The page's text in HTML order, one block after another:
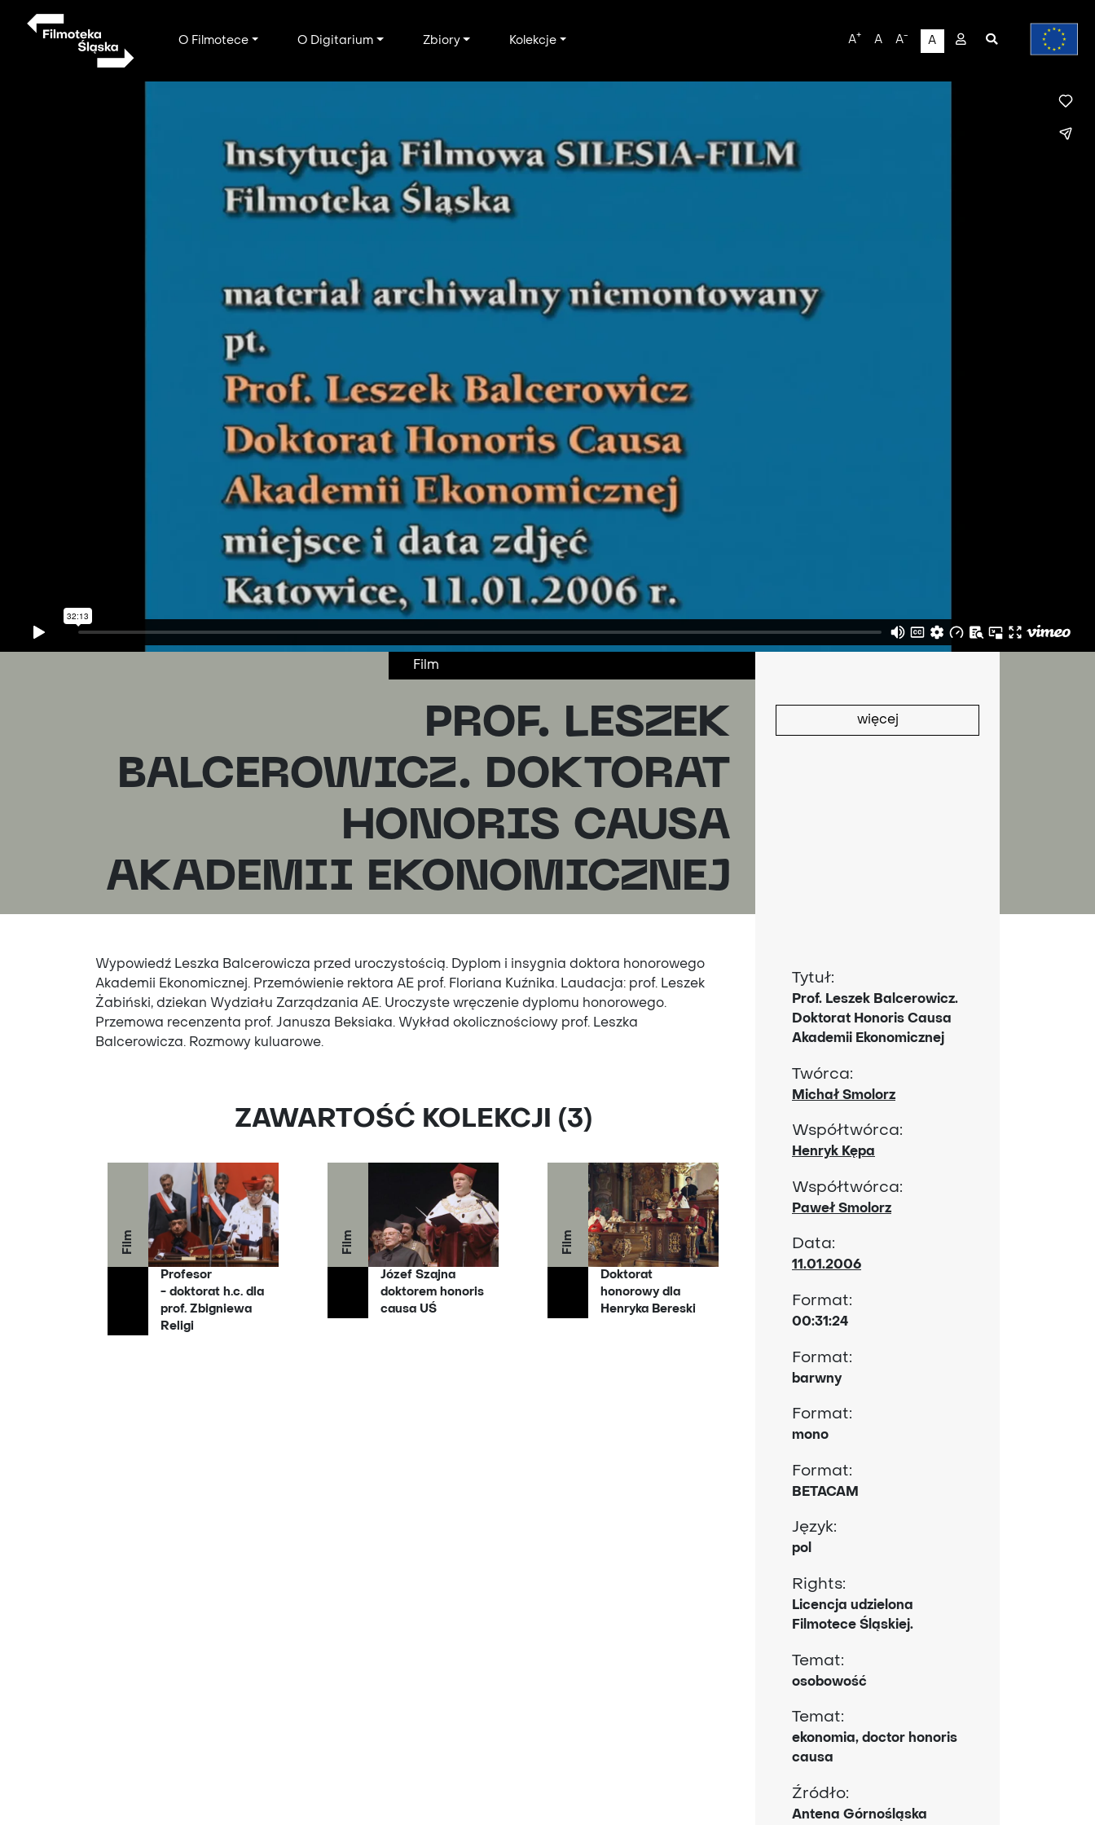
Main
O Filmotece O Digitarium Zbiory Kolekcje A+ A A- A
User
Film
PROF. LESZEK
BALCEROWICZ. DOKTORAT
HONORIS CAUSA
AKADEMII EKONOMICZNEJ
więcej
Wypowiedź Leszka Balcerowicza przed uroczystością. Dyplom i insygnia doktora honorowego
Akademii Ekonomicznej. Przemówienie rektora AE prof. Floriana Kuźnika. Laudacja: prof. Leszek
Żabiński, dziekan Wydziału Zarządzania AE. Uroczyste wręczenie dyplomu honorowego.
Przemowa recenzenta prof. Janusza Beksiaka. Wykład okolicznościowy prof. Leszka
Balcerowicza. Rozmowy kuluarowe.
ZAWARTOŚĆ KOLEKCJI (3)
Film
Profesor
- doktorat h.c. dla
prof. Zbigniewa
Religi
Film
Józef Szajna
doktorem honoris
causa UŚ
Film
Doktorat
honorowy dla
Henryka Bereski
Tytuł:
Prof. Leszek Balcerowicz.
Doktorat Honoris Causa
Akademii Ekonomicznej
Twórca:
Michał Smolorz
Współtwórca:
Henryk Kępa
Współtwórca:
Paweł Smolorz
Data:
11.01.2006
Format:
00:31:24
Format:
barwny
Format:
mono
Format:
BETACAM
Język:
pol
Rights:
Licencja udzielona
Filmotece Śląskiej.
Temat:
osobowość
Temat:
ekonomia, doctor honoris
causa
Źródło:
Antena Górnośląska